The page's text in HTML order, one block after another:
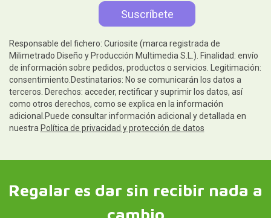
Responsable del fichero: Curiosite (marca registrada de
Milimetrado Diseño y Producción Multimedia S.L.). Finalidad: envío
de información sobre pedidos, productos o servicios. Legitimación:
consentimiento.Destinatarios: No se comunicarán los datos a
terceros. Derechos: acceder, rectificar y suprimir los datos, así
como otros derechos, como se explica en la información
adicional.Puede consultar información adicional y detallada en
nuestra Política de privacidad y protección de datos
Regalar es dar sin recibir nada a